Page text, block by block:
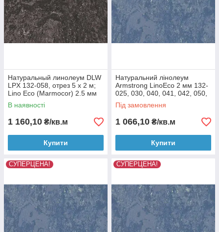
Натуральный линолеум DLW
LPX 132-058, отрез 5 х 2 м;
Lino Eco (Marmocor) 2.5 мм
В наявності
1 160,10 ₴/кв.м
Купити
Натуральний лінолеум
Armstrong LinoEco 2 мм 132-
025, 030, 040, 041, 042, 050,
053, 054, 058, 072, 073, 080
Золотистий
Під замовлення
1 066,10 ₴/кв.м
Купити
СУПЕРЦЕНА! СУПЕРЦЕНА!